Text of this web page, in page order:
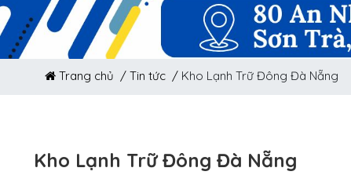
Trang chủ / Tin tức / Kho Lạnh Trữ Đông Đà Nẵng
Kho Lạnh Trữ Đông Đà Nẵng